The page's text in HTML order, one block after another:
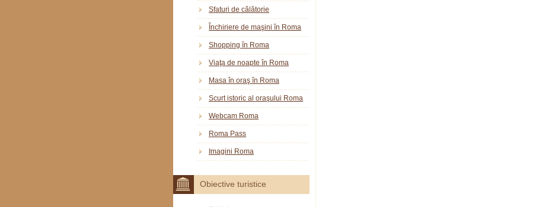
Sfaturi de călătorie
Închiriere de maşini în Roma
Shopping în Roma
Viaţa de noapte în Roma
Masa în oraş în Roma
Scurt istoric al oraşului Roma
Webcam Roma
Roma Pass
Imagini Roma
Obiective turistice